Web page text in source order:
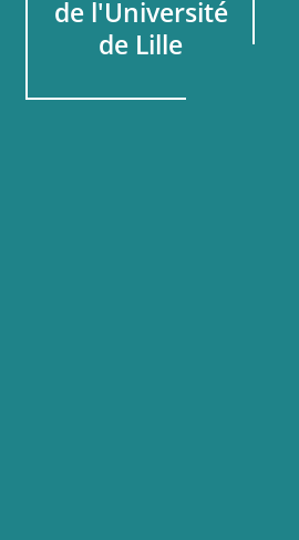
de l'Université
de Lille